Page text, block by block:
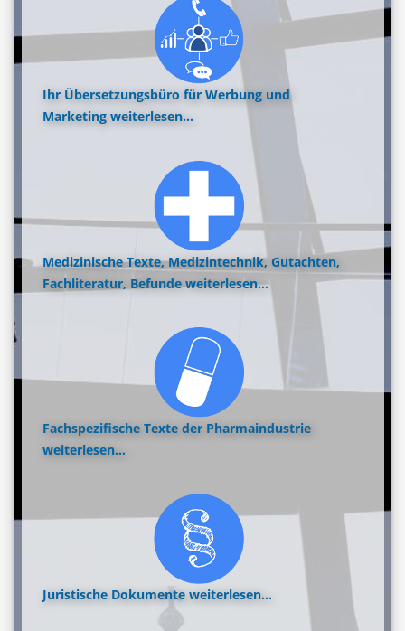
Ihr Übersetzungsbüro für Werbung und
Marketing weiterlesen...
Medizinische Texte, Medizintechnik, Gutachten,
Fachliteratur, Befunde weiterlesen...
Fachspezifische Texte der Pharmaindustrie
weiterlesen...
Juristische Dokumente weiterlesen...